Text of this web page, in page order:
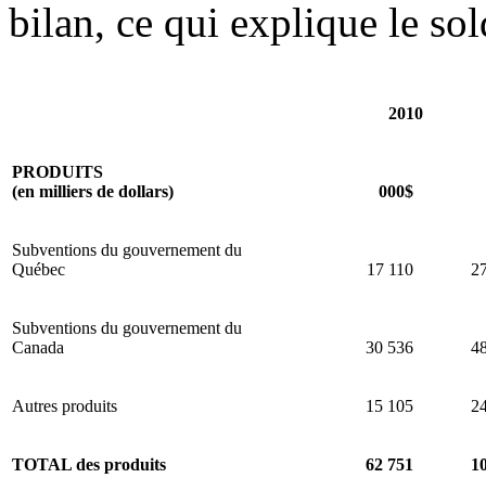
bilan, ce qui explique le
2010
PRODUITS
(en milliers de dollars)
000$
Subventions du gouvernement du
Québec
17 110
Subventions du gouvernement du
Canada
30 536
Autres produits 15 105
TOTAL des produits 62 751